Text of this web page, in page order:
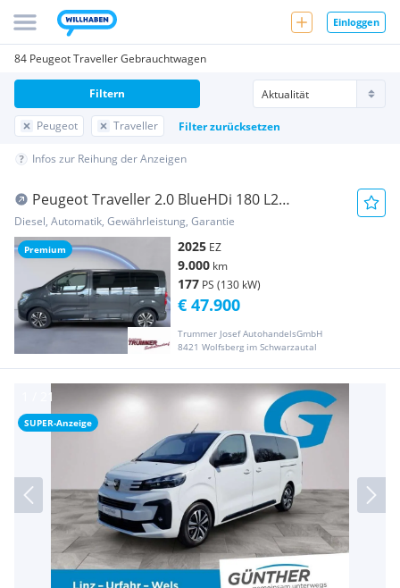
Einloggen
84 Peugeot Traveller Gebrauchtwagen
Peugeot Traveller Filter zurücksetzen
Filtern
Infos zur Reihung der Anzeigen
Premium
Peugeot Traveller 2.0 BlueHDi 180 L2
PREMIUM 8 SITZE
Diesel, Automatik, Gewährleistung, Garantie
2025 EZ
9.000 km
177 PS (130 kW)
Trummer Josef AutohandelsGmbH
8421 Wolfsberg im Schwarzautal
€ 47.900
SUPER-Anzeige